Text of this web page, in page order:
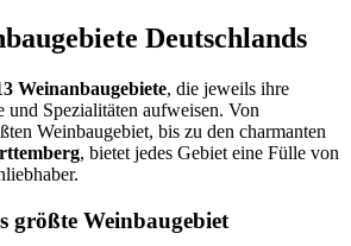
Deutschlands
Weinanbaugebiete, die jeweils ihre
und Spezialitäten aufweisen. Von
Weinbaugebiet, bis zu den charmanten
, bietet jedes Gebiet eine Fülle von
größte Weinbaugebiet